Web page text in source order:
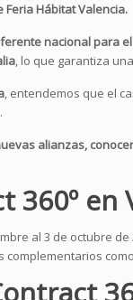
Hábitat Valencia.
nacional para
, lo que garantiza
, entendemos que el
alianzas,
360º en
al 3 de octubre